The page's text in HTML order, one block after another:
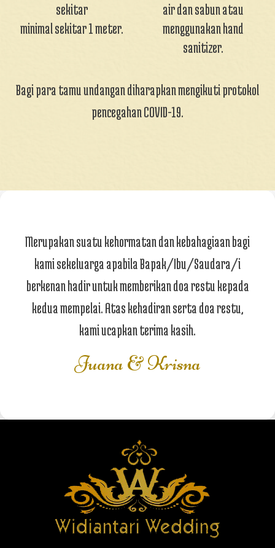
sekitar
minimal sekitar 1 meter.
air dan sabun atau
menggunakan hand
sanitizer.
Bagi para tamu undangan diharapkan mengikuti protokol
pencegahan COVID-19.
Merupakan suatu kehormatan dan kebahagiaan bagi
kami sekeluarga apabila Bapak/Ibu/Saudara/i
berkenan hadir untuk memberikan doa restu kepada
kedua mempelai. Atas kehadiran serta doa restu,
kami ucapkan terima kasih.
Juana & Krisna